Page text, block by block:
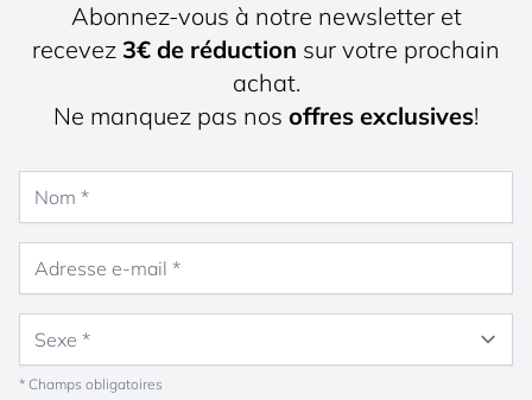
Abonnez-vous à notre newsletter et
recevez 3€ de réduction sur votre prochain
achat.
Ne manquez pas nos offres exclusives!
* Champs obligatoires